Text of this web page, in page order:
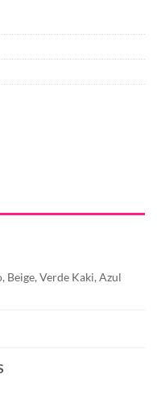
Beige, Verde Kaki, Azul